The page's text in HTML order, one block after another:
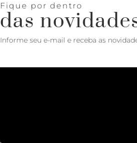
Fique por dentro
das
Informe seu e-mail e receba as